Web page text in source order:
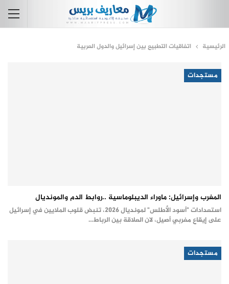
الرئيسية اتفاقيات التطبيع بين إسرائيل والدول العربية
مستجدات
المغرب وإسرائيل: ماوراء الديبلوماسية ..روابط الدم والمونديال
استعدادات "أسود الأطلس" لمونديال 2026، تنبض قلوب الملايين في إسرائيل
على إيقاع مغربي أصيل، لان العلاقة بين الرباط…
مستجدات